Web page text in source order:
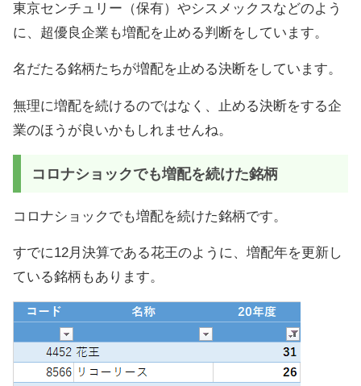
東京センチュリー（保有）やシスメックスなどのよう
に、超優良企業も増配を止める判断をしています。
名だたる銘柄たちが増配を止める決断をしています。
無理に増配を続けるのではなく、止める決断をする企
業のほうが良いかもしれませんね。
コロナショックでも増配を続けた銘柄
コロナショックでも増配を続けた銘柄です。
すでに12月決算である花王のように、増配年を更新し
ている銘柄もあります。